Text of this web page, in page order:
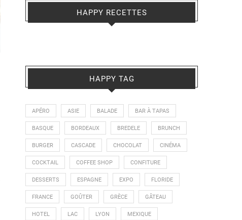
HAPPY RECETTES
HAPPY TAG
APÉRO ASIE BALADE BAR À TAPAS
BASQUE BORDEAUX BREDELE BRUNCH
BURGER CASCADE CHOCOLAT CINÉMA
COCKTAIL COFFEE SHOP CONFITURE
DESSERTS ESPAGNE EXPO FLORIDE
FRANCE GOÛTER GRÈCE GÂTEAU
HOTEL LAC LYON MEXIQUE